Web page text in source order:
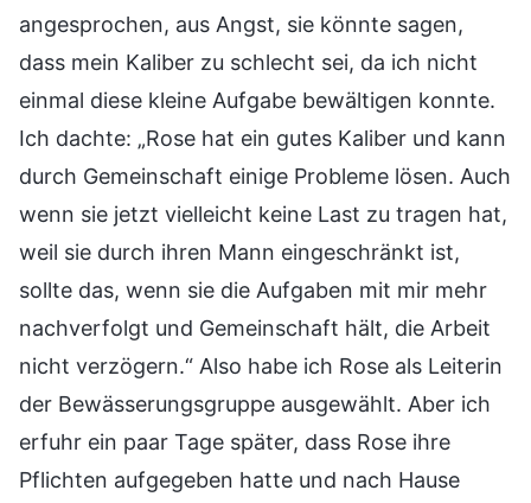
angesprochen, aus Angst, sie könnte sagen,
dass mein Kaliber zu schlecht sei, da ich nicht
einmal diese kleine Aufgabe bewältigen konnte.
Ich dachte: „Rose hat ein gutes Kaliber und kann
durch Gemeinschaft einige Probleme lösen. Auch
wenn sie jetzt vielleicht keine Last zu tragen hat,
weil sie durch ihren Mann eingeschränkt ist,
sollte das, wenn sie die Aufgaben mit mir mehr
nachverfolgt und Gemeinschaft hält, die Arbeit
nicht verzögern.“ Also habe ich Rose als Leiterin
der Bewässerungsgruppe ausgewählt. Aber ich
erfuhr ein paar Tage später, dass Rose ihre
Pflichten aufgegeben hatte und nach Hause